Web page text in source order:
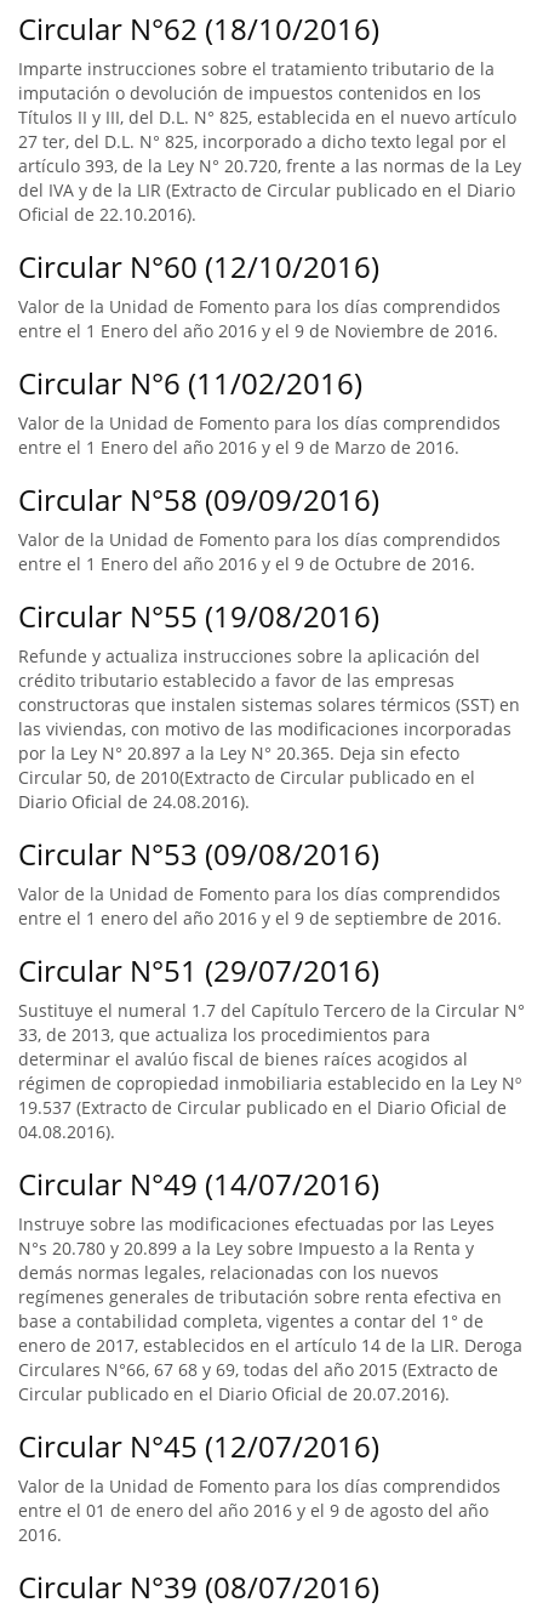
Circular N°62 (18/10/2016)
Imparte instrucciones sobre el tratamiento tributario de la
imputación o devolución de impuestos contenidos en los
Títulos II y III, del D.L. N° 825, establecida en el nuevo artículo
27 ter, del D.L. N° 825, incorporado a dicho texto legal por el
artículo 393, de la Ley N° 20.720, frente a las normas de la Ley
del IVA y de la LIR (Extracto de Circular publicado en el Diario
Oficial de 22.10.2016).
Circular N°60 (12/10/2016)
Valor de la Unidad de Fomento para los días comprendidos
entre el 1 Enero del año 2016 y el 9 de Noviembre de 2016.
Circular N°6 (11/02/2016)
Valor de la Unidad de Fomento para los días comprendidos
entre el 1 Enero del año 2016 y el 9 de Marzo de 2016.
Circular N°58 (09/09/2016)
Valor de la Unidad de Fomento para los días comprendidos
entre el 1 Enero del año 2016 y el 9 de Octubre de 2016.
Circular N°55 (19/08/2016)
Refunde y actualiza instrucciones sobre la aplicación del
crédito tributario establecido a favor de las empresas
constructoras que instalen sistemas solares térmicos (SST) en
las viviendas, con motivo de las modificaciones incorporadas
por la Ley N° 20.897 a la Ley N° 20.365. Deja sin efecto
Circular 50, de 2010(Extracto de Circular publicado en el
Diario Oficial de 24.08.2016).
Circular N°53 (09/08/2016)
Valor de la Unidad de Fomento para los días comprendidos
entre el 1 enero del año 2016 y el 9 de septiembre de 2016.
Circular N°51 (29/07/2016)
Sustituye el numeral 1.7 del Capítulo Tercero de la Circular N°
33, de 2013, que actualiza los procedimientos para
determinar el avalúo fiscal de bienes raíces acogidos al
régimen de copropiedad inmobiliaria establecido en la Ley Nº
19.537 (Extracto de Circular publicado en el Diario Oficial de
04.08.2016).
Circular N°49 (14/07/2016)
Instruye sobre las modificaciones efectuadas por las Leyes
N°s 20.780 y 20.899 a la Ley sobre Impuesto a la Renta y
demás normas legales, relacionadas con los nuevos
regímenes generales de tributación sobre renta efectiva en
base a contabilidad completa, vigentes a contar del 1° de
enero de 2017, establecidos en el artículo 14 de la LIR. Deroga
Circulares N°66, 67 68 y 69, todas del año 2015 (Extracto de
Circular publicado en el Diario Oficial de 20.07.2016).
Circular N°45 (12/07/2016)
Valor de la Unidad de Fomento para los días comprendidos
entre el 01 de enero del año 2016 y el 9 de agosto del año
2016.
Circular N°39 (08/07/2016)